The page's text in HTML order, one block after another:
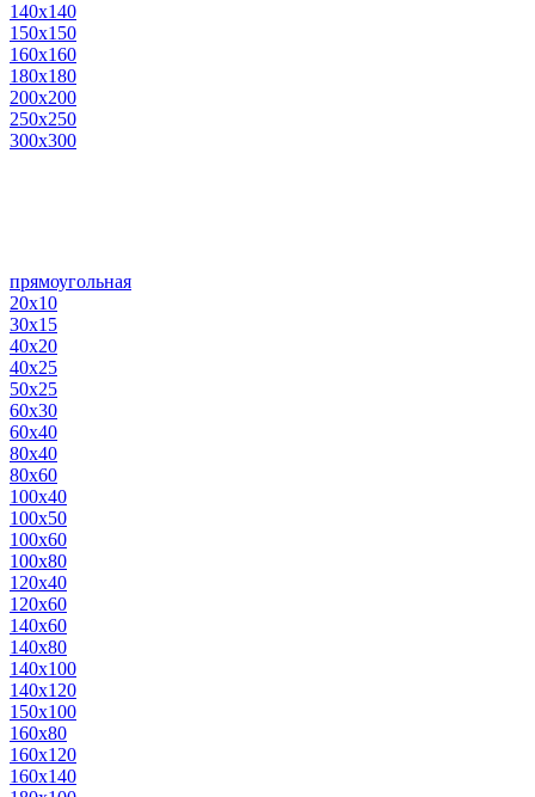
140х140
150х150
160х160
180х180
200х200
250х250
300х300
прямоугольная
20х10
30х15
40х20
40х25
50х25
60х30
60х40
80х40
80х60
100х40
100х50
100х60
100х80
120х40
120х60
140х60
140х80
140х100
140х120
150х100
160х80
160х120
160х140